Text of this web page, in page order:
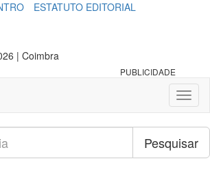
ESTATUTO EDITORIAL
| Coimbra
PUBLICIDADE
Pesquisar